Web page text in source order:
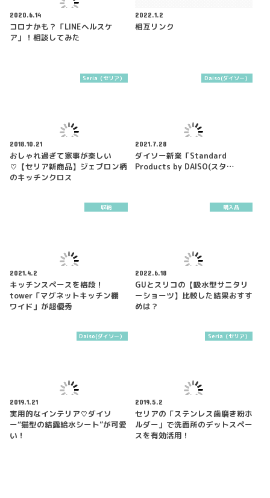
2020.6.14
コロナかも？「LINEヘルスケ
ア」！相談してみた
2022.1.2
相互リンク
Seria（セリア）
2018.10.21
おしゃれ過ぎて家事が楽しい
♡【セリア新商品】ジェブロン柄
のキッチンクロス
Daiso(ダイソー）
2021.7.28
ダイソー新業「Standard
Products by DAISO(スタ…
収納
2021.4.2
キッチンスペースを格段！
tower「マグネットキッチン棚
ワイド」が超優秀
購入品
2022.6.18
GUとスリコの【吸水型サニタリ
ーショーツ】比較した結果おすす
めは？
Daiso(ダイソー）
2019.1.21
実用的なインテリア♡ダイソ
ー“猫型の結露給水シート”が可愛
い！
Seria（セリア）
2019.5.2
セリアの「ステンレス歯磨き粉ホ
ルダー」で洗面所のデットスペー
スを有効活用！